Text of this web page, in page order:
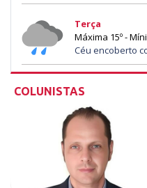
Terça
Máxima 15º -
Céu encoberto
COLUNISTAS